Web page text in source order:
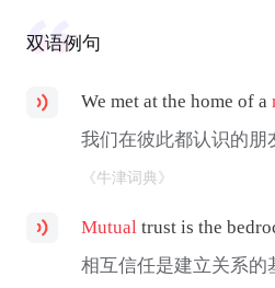
双语例句
We met at the home of a
我们在彼此都认识的朋
《牛津词典》
Mutual trust is the
相互信任是建立关系的